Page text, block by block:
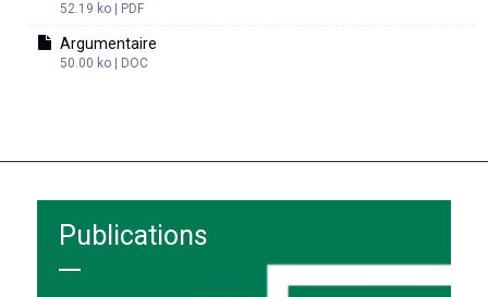
52.19 ko | PDF
Argumentaire
50.00 ko | DOC
Publications